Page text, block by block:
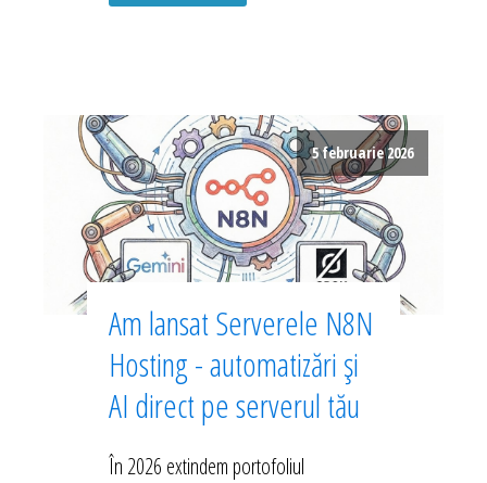
5 februarie 2026
Am lansat Serverele N8N
Hosting - automatizări și
AI direct pe serverul tău
În 2026 extindem portofoliul